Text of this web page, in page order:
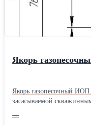
Якорь
Якорь газопесочный
засасываемой
корпуса, нижнего
—